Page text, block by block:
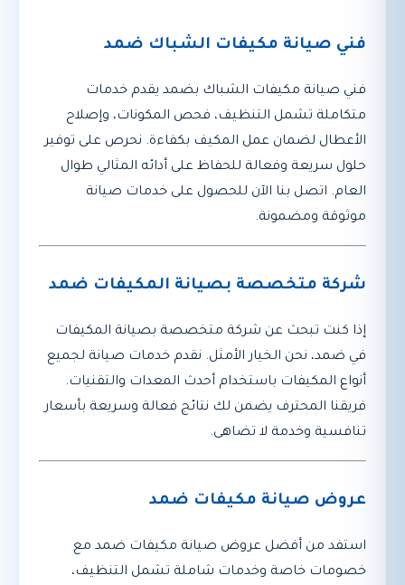
فني صيانة مكيفات الشباك ضمد
فني صيانة مكيفات الشباك بضمد يقدم خدمات
متكاملة تشمل التنظيف، فحص المكونات، وإصلاح
الأعطال لضمان عمل المكيف بكفاءة. نحرص على توفير
حلول سريعة وفعالة للحفاظ على أدائه المثالي طوال
العام. اتصل بنا الآن للحصول على خدمات صيانة
موثوقة ومضمونة.
شركة متخصصة بصيانة المكيفات ضمد
إذا كنت تبحث عن شركة متخصصة بصيانة المكيفات
في ضمد، نحن الخيار الأمثل. نقدم خدمات صيانة لجميع
أنواع المكيفات باستخدام أحدث المعدات والتقنيات.
فريقنا المحترف يضمن لك نتائج فعالة وسريعة بأسعار
تنافسية وخدمة لا تضاهى.
عروض صيانة مكيفات ضمد
استفد من أفضل عروض صيانة مكيفات ضمد مع
خصومات خاصة وخدمات شاملة تشمل التنظيف،